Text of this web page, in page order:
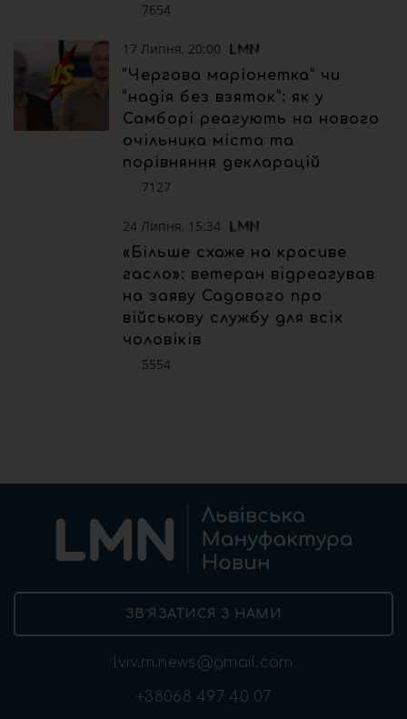
7654
17 Липня, 20:00
“Чергова маріонетка” чи
“надія без взяток”: як у
Самборі реагують на нового
очільника міста та
порівняння декларацій
7127
24 Липня, 15:34
«Більше схоже на красиве
гасло»: ветеран відреагував
на заяву Садового про
військову службу для всіх
чоловіків
5554
ЗВ’ЯЗАТИСЯ З НАМИ
lviv.m.news@gmail.com
+38068 497 40 07